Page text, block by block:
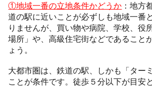
①地域一番の立地条件かどうか ：地方
道の駅に近いことが必ずしも地域一番
りませんが、買い物や病院、学校、役
場所」や、高級住宅街などであること
ょう。
大都市圏は、鉄道の駅、しかも「ター
ことが条件です。徒歩５分以下が目安